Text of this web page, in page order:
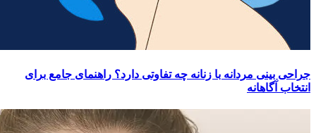
جراحی بینی مردانه با زنانه چه تفاوتی دارد؟ راهنمای جامع برای
انتخاب آگاهانه